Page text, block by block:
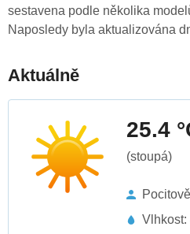
sestavena podle několika
Naposledy byla aktualizována
Aktuálně
25.4
(stoupá)
Vlhkost: